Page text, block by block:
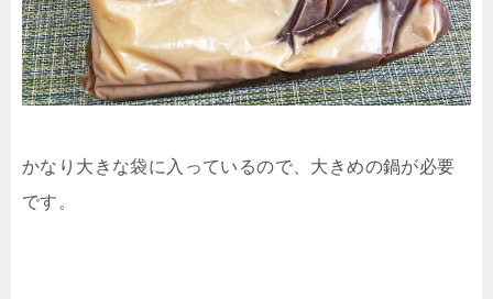
かなり大きな袋に入っているので、大きめの鍋が必要
です。